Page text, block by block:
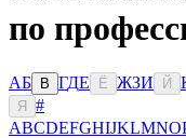
по
АБ В ГДЕ Ё ЖЗИ Й
Я
#
ABCDEFGHIJKLMNO